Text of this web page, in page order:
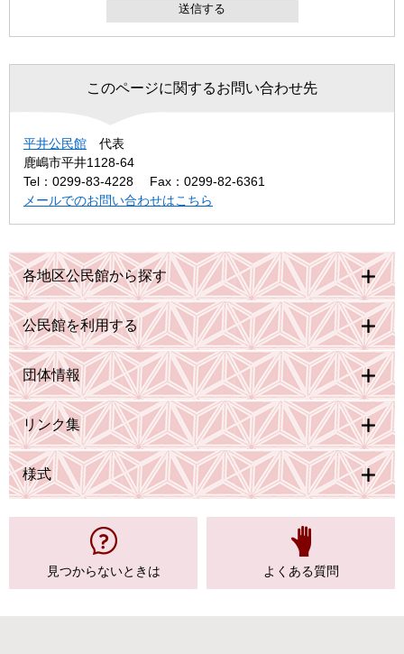
このページに関するお問い合わせ先
平井公民館
代表
鹿嶋市平井1128-64
Tel：0299-83-4228
Fax：0299-82-6361
メールでのお問い合わせはこちら
各地区公民館から探す
公民館を利用する
団体情報
リンク集
様式
見つからないときは よくある質問